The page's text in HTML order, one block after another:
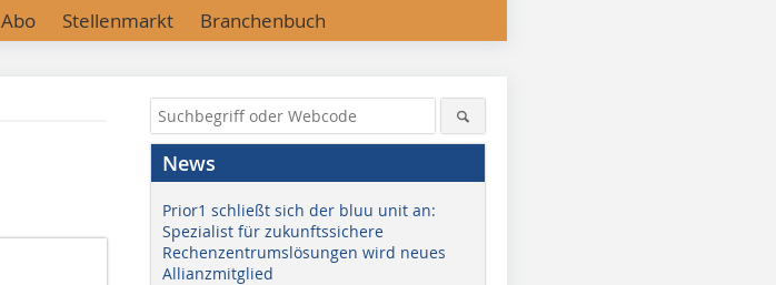
Abo Stellenmarkt Branchenbuch
News
Prior1 schließt sich der bluu unit an:
Spezialist für zukunftssichere
Rechenzentrumslösungen wird neues
Allianzmitglied